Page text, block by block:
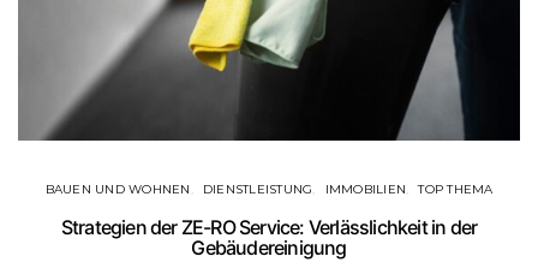
BAUEN UND WOHNEN DIENSTLEISTUNG IMMOBILIEN TOP THEMA
Strategien der ZE-RO Service: Verlässlichkeit in der
Gebäudereinigung